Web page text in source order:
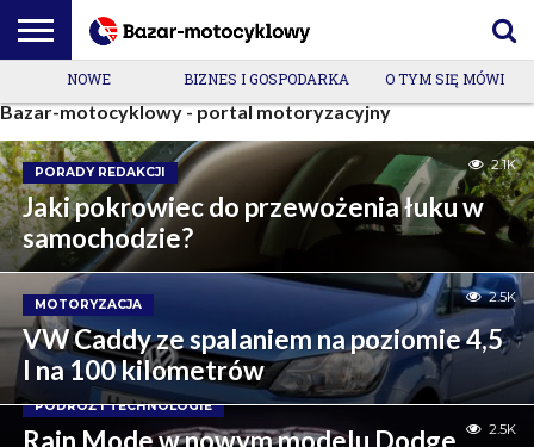
MOTORYZACJA
PODRÓŻ I
TECHNOLOGIE
PORADY
REDAKCJI
PREMIERY
RYNKOWE
ZESPÓŁ
REDAKCYJNY
NOWE BIZNES I GOSPODARKA O TYM SIĘ MÓWI
Bazar-motocyklowy - portal motoryzacyjny
PORADY REDAKCJI
Jaki pokrowiec do przewożenia łuku w
samochodzie?
2.1K
MOTORYZACJA
VW Caddy ze spalaniem na poziomie 4,5
l na 100 kilometrów
2.5K
PODRÓŻ I TECHNOLOGIE
Rain Mode w nowym modelu Dodge.
2.5K